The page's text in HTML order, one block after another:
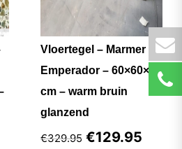
Vloertegel – Marmer
Emperador – 60×60×2
cm – warm bruin
glanzend
€329.95 €129.95